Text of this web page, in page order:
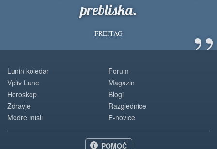
prebliska.
FREITAG ”
Lunin koledar
Vpliv Lune
Horoskop
Zdravje
Modre misli
Forum
Magazin
Blogi
Razglednice
E-novice
POMOČ